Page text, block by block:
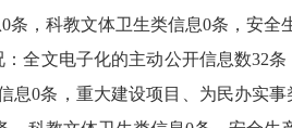
，科教文体卫生类信息0条，安全
全文电子化的主动公开信息数32
息0条，重大建设项目、为民办实